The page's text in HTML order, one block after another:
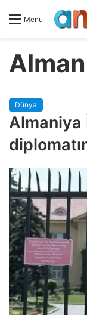
Menu
Dünya
Almaniya